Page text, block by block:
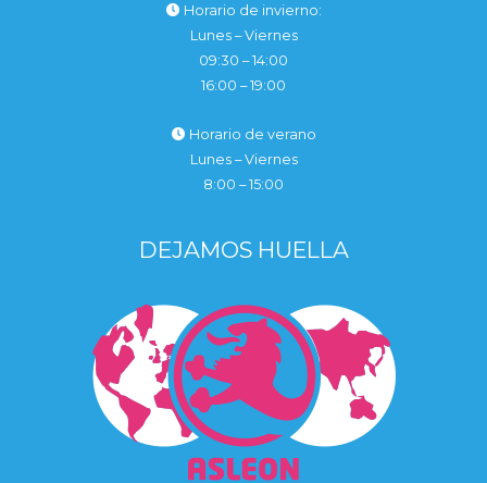
Horario de invierno:
Lunes – Viernes
09:30 – 14:00
16:00 – 19:00
Horario de verano
Lunes – Viernes
8:00 – 15:00
DEJAMOS HUELLA